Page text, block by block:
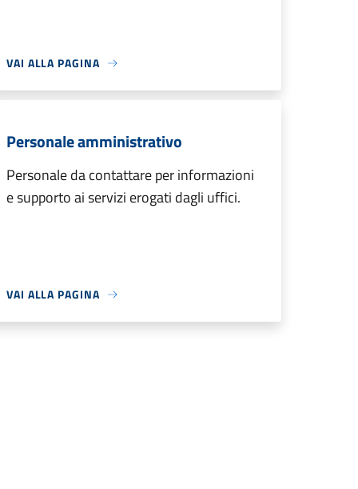
VAI ALLA PAGINA
Personale amministrativo
Personale da contattare per informazioni
e supporto ai servizi erogati dagli uffici.
VAI ALLA PAGINA